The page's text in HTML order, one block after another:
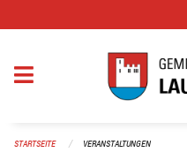
STARTSEITE VERANSTALTUNGEN